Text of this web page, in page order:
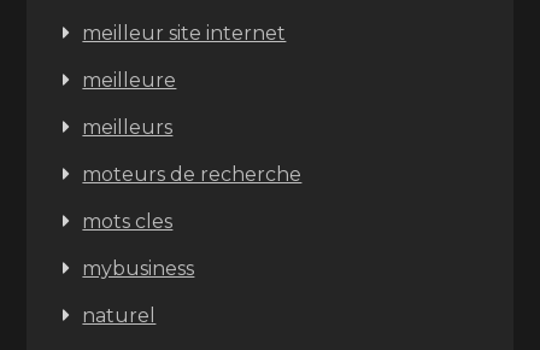
meilleur site internet
meilleure
meilleurs
moteurs de recherche
mots cles
mybusiness
naturel